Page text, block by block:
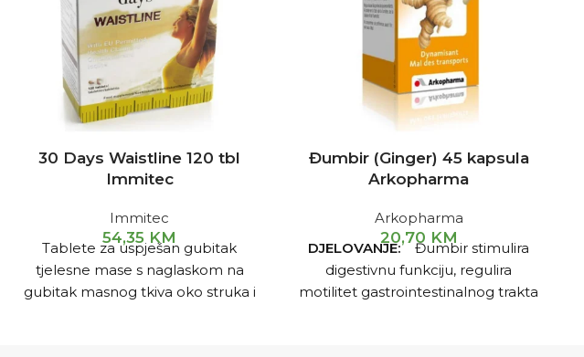
30 Days Waistline 120 tbl
Immitec
Immitec
54,35 KM
Tablete za uspješan gubitak
tjelesne mase s naglaskom na
gubitak masnog tkiva oko struka i
Đumbir (Ginger) 45 kapsula
Arkopharma
Arkopharma
20,70 KM
DJELOVANJE: Đumbir stimulira
digestivnu funkciju, regulira
motilitet gastrointestinalnog trakta